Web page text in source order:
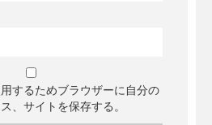
するためブラウザーに自分の
、サイトを保存する。